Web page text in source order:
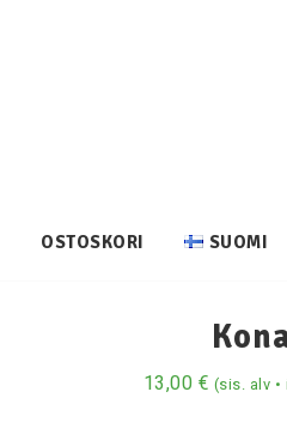
OSTOSKORI SUOMI
13,00 € (sis. alv •